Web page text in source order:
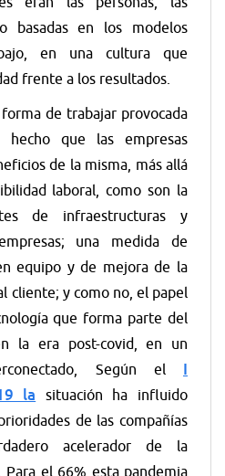
basadas en los modelos
en una cultura que
frente a los resultados.
de trabajar provocada
que las empresas
de la misma, más allá
laboral, como son la
de infraestructuras y
una medida de
equipo y de mejora de la
cliente; y como no, el papel
que forma parte del
la era post-covid, en un
Según el I
la situación ha influido
de las compañías
acelerador de la
el 66% esta pandemia